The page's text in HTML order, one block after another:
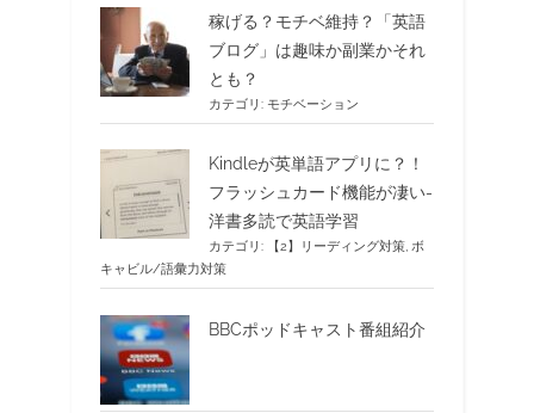
稼げる？モチベ維持？「英語
ブログ」は趣味か副業かそれ
とも？
カテゴリ: モチベーション
Kindleが英単語アプリに？！
フラッシュカード機能が凄い-
洋書多読で英語学習
カテゴリ: 【2】リーディング対策, ボ
キャビル/語彙力対策
BBCポッドキャスト番組紹介